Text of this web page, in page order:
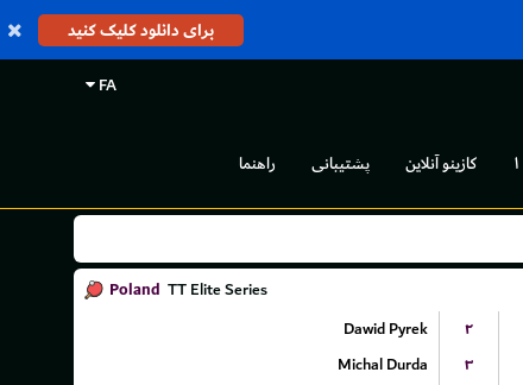
برای دانلود کلیک کنید
FA
کازینو آنلاین پشتیبانی راهنما
Poland TT Elite Series
Dawid Pyrek
۲
Michal Durda
۳